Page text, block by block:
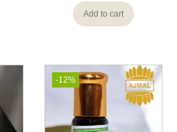
Add to cart
-12%